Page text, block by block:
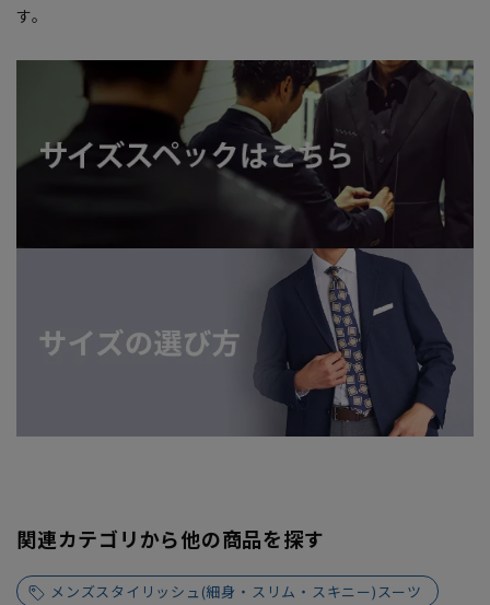
す。
関連カテゴリから他の商品を探す
メンズスタイリッシュ(細身・スリム・スキニー)スーツ